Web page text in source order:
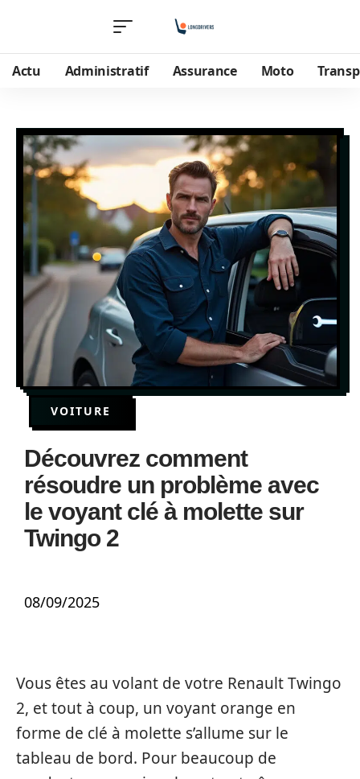
Actu Administratif Assurance Moto
VOITURE
Découvrez comment
résoudre un problème avec
le voyant clé à molette sur
Twingo 2
08/09/2025
Vous êtes au volant de votre Renault Twingo
2, et tout à coup, un voyant orange en
forme de clé à molette s’allume sur le
tableau de bord. Pour beaucoup de